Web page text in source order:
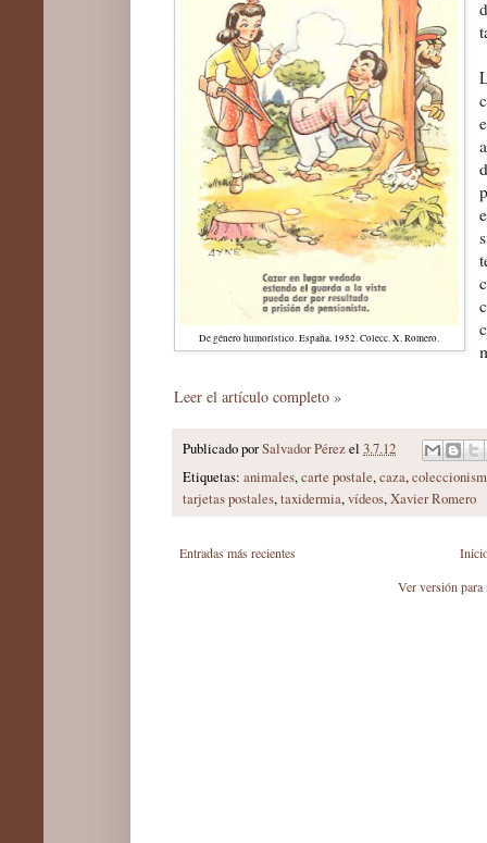
De género humorístico. España, 1952. Colecc. X.Romero.
Leer el artículo completo »
Publicado porSalvador Pérezel 3.7.12
Etiquetas: animales,carte postale,caza,
tarjetas postales,taxidermia,vídeos,Xavier Romero
Entradas más recientes
Ver versión para